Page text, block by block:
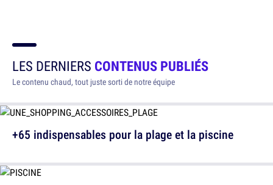
LES DERNIERS CONTENUS PUBLIÉS
Le contenu chaud, tout juste sorti de notre équipe
+65 indispensables pour la plage et la piscine